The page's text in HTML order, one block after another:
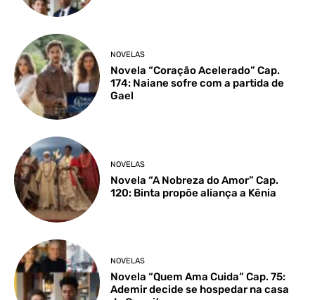
NOVELAS
Novela “Coração Acelerado” Cap.
174: Naiane sofre com a partida de
Gael
NOVELAS
Novela “A Nobreza do Amor” Cap.
120: Binta propõe aliança a Kênia
NOVELAS
Novela “Quem Ama Cuida” Cap. 75:
Ademir decide se hospedar na casa